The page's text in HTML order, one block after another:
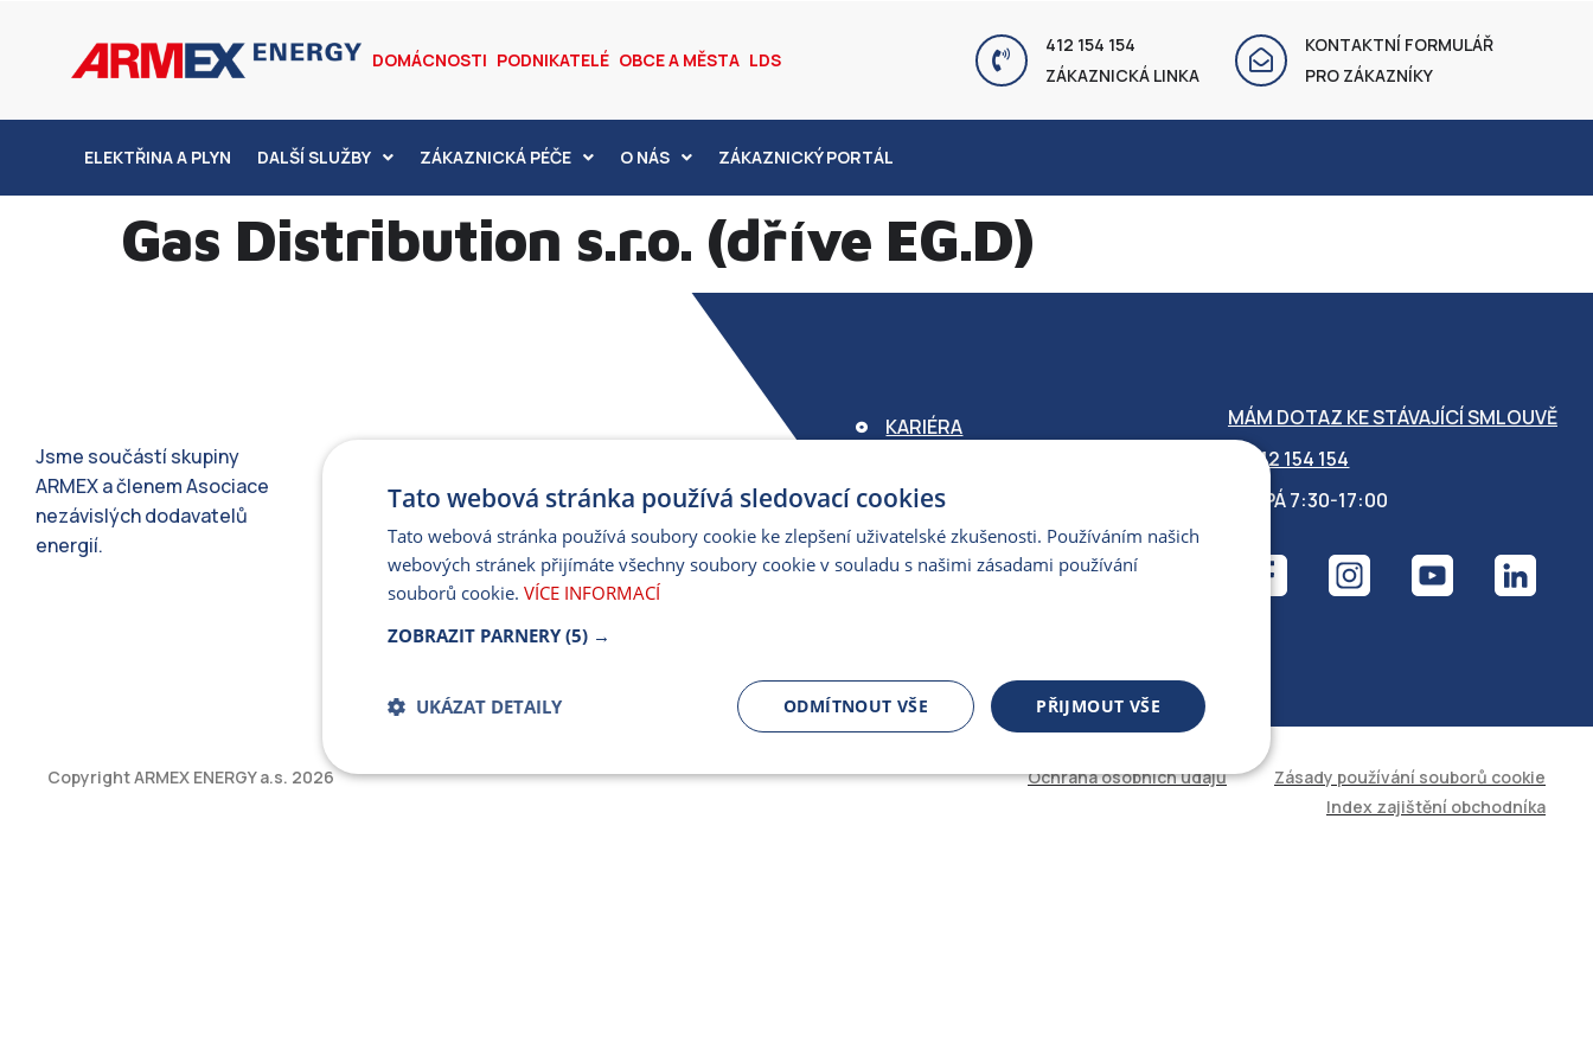
DOMÁCNOSTI PODNIKATELÉ OBCE A MĚSTA LDS
412 154 154
ZÁKAZNICKÁ LINKA
KONTAKTNÍ FORMULÁŘ
PRO ZÁKAZNÍKY
ELEKTŘINA A PLYN DALŠÍ SLUŽBY ZÁKAZNICKÁ PÉČE O NÁS ZÁKAZNICKÝ PORTÁL
Gas Distribution s.r.o. (dříve EG.D)
Jsme součástí skupiny
ARMEX a členem Asociace
nezávislých dodavatelů
energií.
KARIÉRA
ZÁRUKA ELEKTROMOBILITY
PARTNERSKÝ PORTÁL
MÁM DOTAZ KE STÁVAJÍCÍ SMLOUVĚ
412 154 154
PO-PÁ 7:30-17:00
Copyright ARMEX ENERGY a.s. 2026 Ochrana osobních údajů
Zásady používání souborů cookie
Index zajištění obchodníka
Tato webová stránka používá sledovací cookies
Tato webová stránka používá soubory cookie ke zlepšení uživatelské zkušenosti. Používáním našich
webových stránek přijímáte všechny soubory cookie v souladu s našimi zásadami používání
souborů cookie. VÍCE INFORMACÍ
ZOBRAZIT PARNERY (5) →
PŘIJMOUT VŠE
ODMÍTNOUT VŠE
UKÁZAT DETAILY
Bezpodmínečně nutné
Výkonnostní Cílení souborů